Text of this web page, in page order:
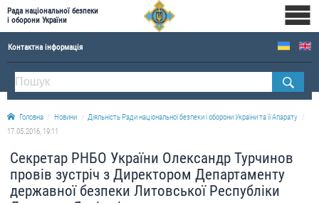
Рада національної безпеки
і оборони України
Контактна інформація
ПРО РНБОУ
Склад Ради національної безпеки і оборони України
Апарат Ради національної безпеки і оборони України
Історична довідка про діяльність Ради національної безпеки і оборони України
ОФІЦІЙНІ ДОКУМЕНТИ
Головна Новини
Діяльність Ради національної безпеки і оборони України та її Апарату
17.05.2016, 19:11
Секретар РНБО України Олександр Турчинов
провів зустріч з Директором Департаменту
державної безпеки Литовської Республіки